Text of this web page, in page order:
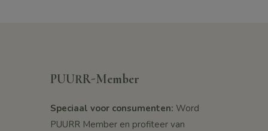
PUURR-Member
Speciaal voor consumenten: Word
PUURR Member en profiteer van